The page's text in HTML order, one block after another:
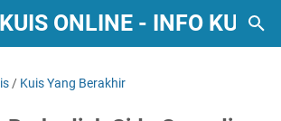
ONLINE - INFO KUIS
/ Kuis Yang Berakhir